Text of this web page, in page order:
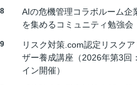
AIの危機管理コラボルーム企
を集めるコミュニティ勉強会
リスク対策.com認定リスクア
ザー養成講座（2026年第3回
イン開催）